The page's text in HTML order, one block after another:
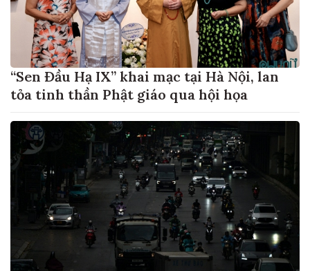
“Sen Đầu Hạ IX” khai mạc tại Hà Nội, lan
tỏa tinh thần Phật giáo qua hội họa